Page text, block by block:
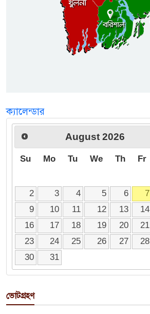
ক্যালেন্ডার
August 2026
Su Mo Tu We Th Fr
2
3 4 5 6 7
9
10 11 12 13 14
16
17 18 19 20 21
23
24 25 26 27 28
30
31
ভোটগ্রহণ